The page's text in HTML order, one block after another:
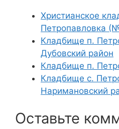
Христианское
Петропавловка
Кладбище п.
Дубовский район
Кладбище п.
Кладбище с.
Наримановский
Оставьте